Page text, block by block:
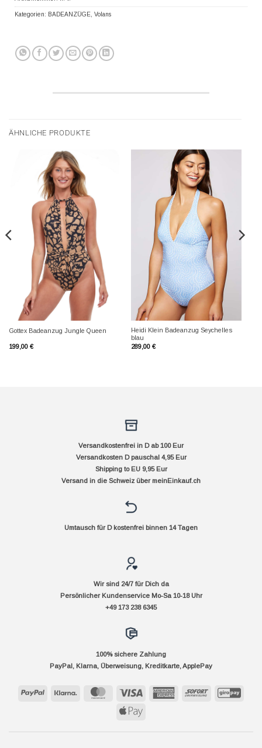
Kategorien: BADEANZÜGE Volans
ÄHNLICHE PRODUKTE
Gottex Badeanzug Jungle Queen
199,00 €
Heidi Klein Badeanzug Seychelles
blau
289,00 €
Versandkostenfrei in D ab 100 Eur
Versandkosten D pauschal 4,95 Eur
Shipping to EU 9,95 Eur
Versand in die Schweiz über meinEinkauf.ch
Umtausch für D kostenfrei binnen 14 Tagen
Wir sind 24/7 für Dich da
Persönlicher Kundenservice Mo-Sa 10-18 Uhr
+49 173 238 6345
100% sichere Zahlung
PayPal, Klarna, Überweisung, Kreditkarte, ApplePay
PayPal Klarna MasterCard Visa
AmericanSofort
Apple